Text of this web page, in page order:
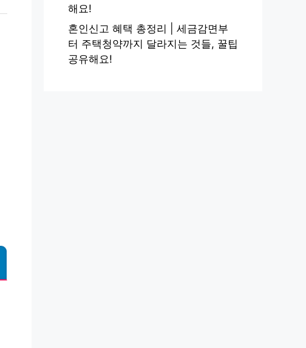
해요!
혼인신고 혜택 총정리 | 세금감면부
터 주택청약까지 달라지는 것들, 꿀팁
공유해요!